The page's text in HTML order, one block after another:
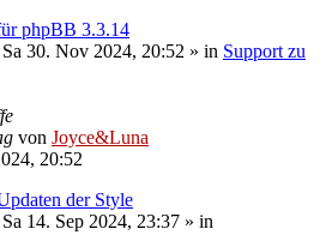
phpBB 3.3.14
Sa 30. Nov 2024, 20:52 » in Support zu
von Joyce&Luna
20:52
der Style
Sa 14. Sep 2024, 23:37 » in